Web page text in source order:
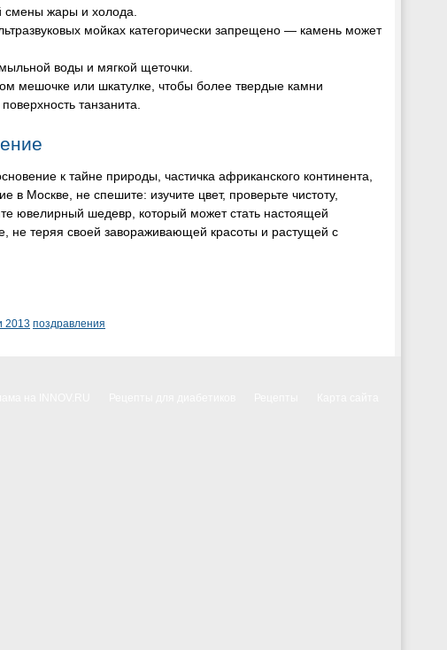
смены жары и холода.
мойках категорически запрещено — камень может
воды и мягкой щеточки.
мешочке или шкатулке, чтобы более твердые камни
танзанита.
к тайне природы, частичка африканского континента,
Москве, не спешите: изучите цвет, проверьте чистоту,
ювелирный шедевр, который может стать настоящей
не теряя своей завораживающей красоты и растущей с
2013 поздравления